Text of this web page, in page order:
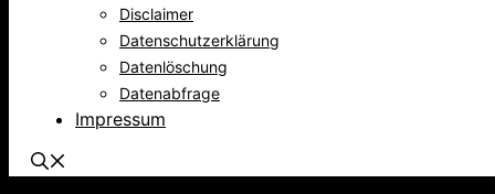
Disclaimer
Datenschutzerklärung
Datenlöschung
Datenabfrage
Impressum